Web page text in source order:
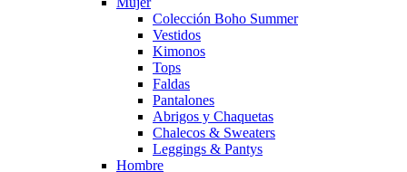
Colección Boho Summer
Vestidos
Kimonos
Tops
Faldas
Pantalones
Abrigos y Chaquetas
Chalecos & Sweaters
Leggings & Pantys
Hombre